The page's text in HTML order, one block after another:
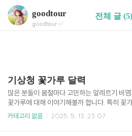
goodtour
goodtour ✅
전체 글 (5)
기상청 꽃가루 달력
많은 분들이 봄철마다 고민하는 알레르기 비
꽃가루에 대해 이야기해볼까 합니다. 특히 꽃
해 언제 어떤 꽃가루가 날리는지 미리 확인하고
있는 방법들을 자세히 알려드릴게요. 기상청 꽃
카테고리 없음 2025. 5. 13. 23:07